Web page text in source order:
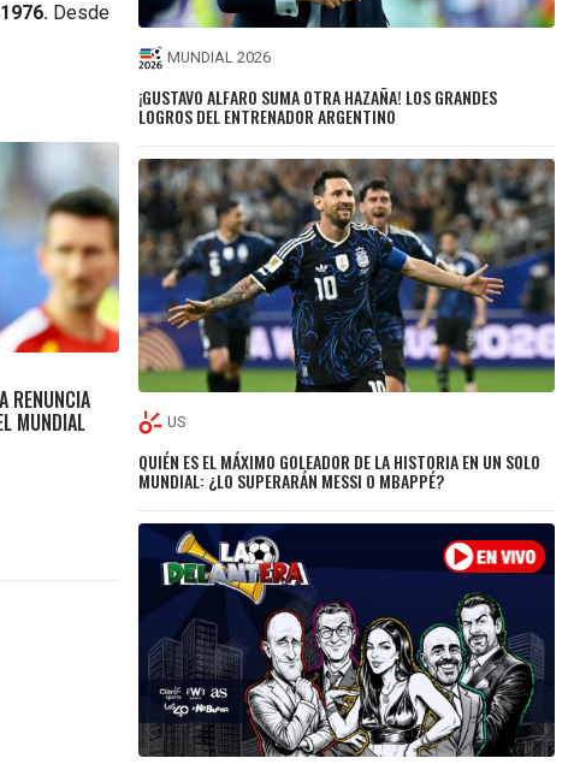
Desde
RENUNCIA
MUNDIAL
MUNDIAL 2026
¡GUSTAVO ALFARO SUMA OTRA HAZAÑA! LOS GRANDES
LOGROS DEL ENTRENADOR ARGENTINO
US
QUIÉN ES EL MÁXIMO GOLEADOR DE LA HISTORIA EN UN SOLO
MUNDIAL: ¿LO SUPERARÁN MESSI O MBAPPÉ?